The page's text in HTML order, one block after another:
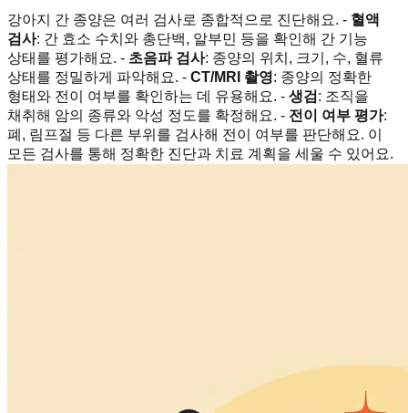
강아지 간 종양은 여러 검사로 종합적으로 진단해요. - 혈액
검사: 간 효소 수치와 총단백, 알부민 등을 확인해 간 기능
상태를 평가해요. - 초음파 검사: 종양의 위치, 크기, 수, 혈류
상태를 정밀하게 파악해요. - CT/MRI 촬영: 종양의 정확한
형태와 전이 여부를 확인하는 데 유용해요. - 생검 : 조직을
채취해 암의 종류와 악성 정도를 확정해요. - 전이 여부 평가:
폐, 림프절 등 다른 부위를 검사해 전이 여부를 판단해요. 이
모든 검사를 통해 정확한 진단과 치료 계획을 세울 수 있어요.